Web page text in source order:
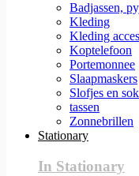
Badjassen,
Kleding
Kleding
Koptelefoon
Portemonnee
Slaapmaskers
Slofjes en
tassen
Zonnebrillen
Stationary
In Stationary